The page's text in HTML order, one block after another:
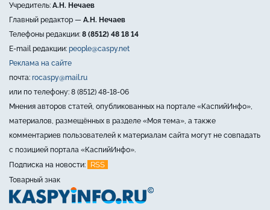
Учредитель: А.Н. Нечаев
Главный редактор — А.Н. Нечаев
Телефоны редакции: 8 (8512) 48 18 14
E-mail редакции: people@caspy.net
Реклама на сайте
почта: rocaspy@mail.ru
или по телефону: 8 (8512) 48-18-06
Мнения авторов статей, опубликованных на портале «КаспийИнфо»,
материалов, размещённых в разделе «Моя тема», а также
комментариев пользователей к материалам сайта могут не совпадать
с позицией портала «КаспийИнфо».
Подписка на новости:
RSS
Товарный знак